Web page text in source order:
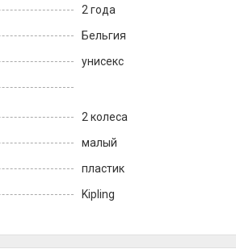
2 года
Бельгия
унисекс
2 колеса
малый
пластик
Kipling